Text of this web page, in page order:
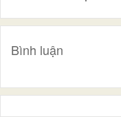
Bình luận